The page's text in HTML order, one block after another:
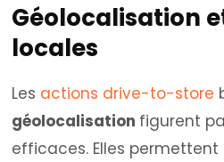
Géolocalisation
locales
Les actions drive-to-store
géolocalisation figurent
efficaces. Elles permettent